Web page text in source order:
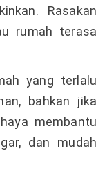
Rasakan
rumah terasa
yang terlalu
bahkan jika
membantu
dan mudah